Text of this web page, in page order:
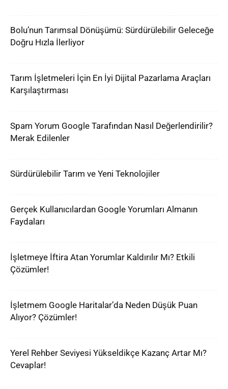
Bolu’nun Tarımsal Dönüşümü: Sürdürülebilir Geleceğe
Doğru Hızla İlerliyor
Tarım İşletmeleri İçin En İyi Dijital Pazarlama Araçları
Karşılaştırması
Spam Yorum Google Tarafından Nasıl Değerlendirilir?
Merak Edilenler
Sürdürülebilir Tarım ve Yeni Teknolojiler
Gerçek Kullanıcılardan Google Yorumları Almanın
Faydaları
İşletmeye İftira Atan Yorumlar Kaldırılır Mı? Etkili
Çözümler!
İşletmem Google Haritalar’da Neden Düşük Puan
Alıyor? Çözümler!
Yerel Rehber Seviyesi Yükseldikçe Kazanç Artar Mı?
Cevaplar!